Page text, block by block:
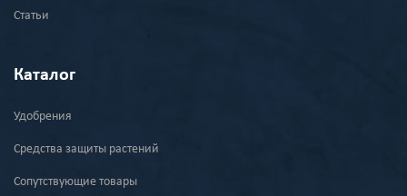
Статьи
Каталог
Удобрения
Средства защиты растений
Сопутствующие товары